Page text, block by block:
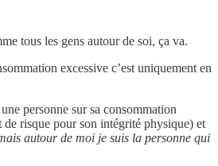
tous les gens autour de soi, ça va.
excessive c’est uniquement en
personne sur sa consommation
de risque pour son intégrité physique) et
autour de moi je suis la personne qui